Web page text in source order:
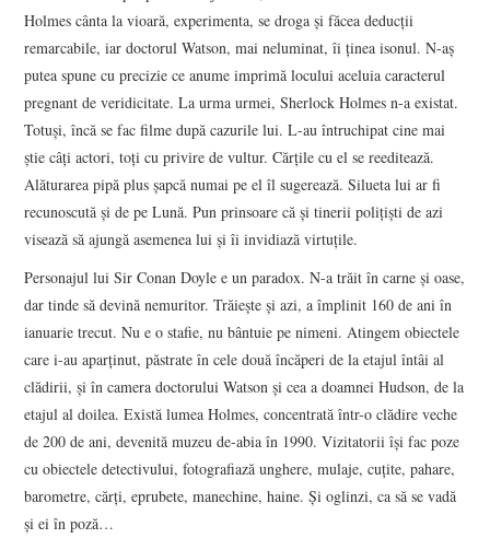
Holmes cânta la vioară, experimenta, se droga şi făcea deducţii
remarcabile, iar doctorul Watson, mai neluminat, îi ţinea isonul. N-aş
putea spune cu precizie ce anume imprimă locului aceluia caracterul
pregnant de veridicitate. La urma urmei, Sherlock Holmes n-a existat.
Totuşi, încă se fac filme după cazurile lui. L-au întruchipat cine mai
ştie câţi actori, toţi cu privire de vultur. Cărţile cu el se reeditează.
Alăturarea pipă plus şapcă numai pe el îl sugerează. Silueta lui ar fi
recunoscută şi de pe Lună. Pun prinsoare că şi tinerii poliţişti de azi
visează să ajungă asemenea lui şi îi invidiază virtuţile.
Personajul lui Sir Conan Doyle e un paradox. N-a trăit în carne şi oase,
dar tinde să devină nemuritor. Trăieşte şi azi, a împlinit 160 de ani în
ianuarie trecut. Nu e o stafie, nu bântuie pe nimeni. Atingem obiectele
care i-au aparţinut, păstrate în cele două încăperi de la etajul întâi al
clădirii, şi în camera doctorului Watson şi cea a doamnei Hudson, de la
etajul al doilea. Există lumea Holmes, concentrată într-o clădire veche
de 200 de ani, devenită muzeu de-abia în 1990. Vizitatorii îşi fac poze
cu obiectele detectivului, fotografiază unghere, mulaje, cuţite, pahare,
barometre, cărţi, eprubete, manechine, haine. Şi oglinzi, ca să se vadă
şi ei în poză…